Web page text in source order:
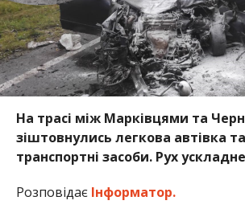
На трасі між Марківцями та
зіштовнулись легкова автівка
транспортні засоби. Рух
Розповідає Інформатор.